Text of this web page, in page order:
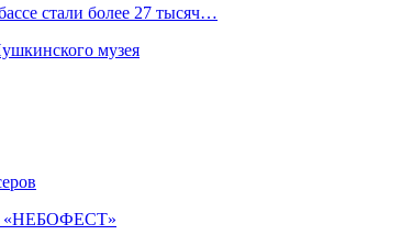
стали более 27 тысяч…
музея
«НЕБОФЕСТ»